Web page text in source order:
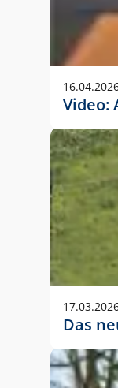
Die
folgende
DIN
DIN
In
stets der
Video:
Das